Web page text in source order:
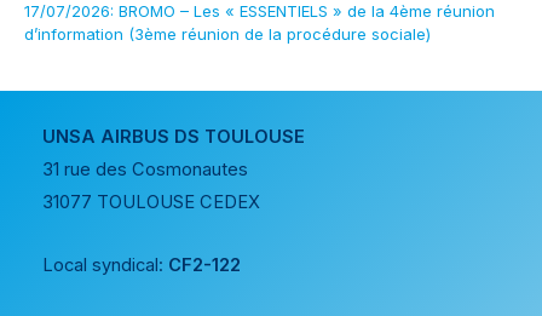
17/07/2026: BROMO – Les « ESSENTIELS » de la 4ème réunion
d’information (3ème réunion de la procédure sociale)
UNSA AIRBUS DS TOULOUSE
31 rue des Cosmonautes
31077 TOULOUSE CEDEX
Local syndical: CF2-122